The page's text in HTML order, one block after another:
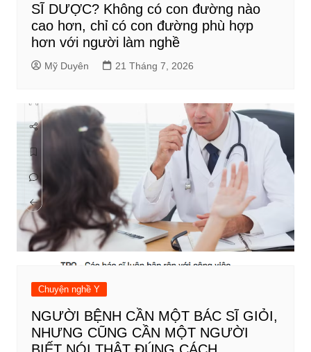
SĨ DƯỢC? Không có con đường nào
cao hơn, chỉ có con đường phù hợp
hơn với người làm nghề
Mỹ Duyên 21 Tháng 7, 2026
Chuyện nghề Y
NGƯỜI BỆNH CẦN MỘT BÁC SĨ GIỎI,
NHƯNG CŨNG CẦN MỘT NGƯỜI